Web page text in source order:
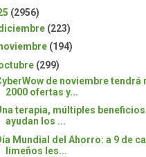
(2956)
(223)
(194)
(299)
de noviembre tendrá
2000 ofertas y...
terapia, múltiples
ayudan los ...
Mundial del Ahorro: a 9 de
limeños les...